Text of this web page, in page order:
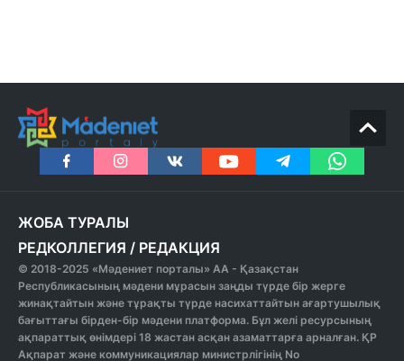
ЖОБА ТУРАЛЫ
РЕДКОЛЛЕГИЯ / РЕДАКЦИЯ
© 2018-2025 «Мәдениет порталы» АА - Қазақстан
Республикасының мәдени мұрасын заңды түрде бір жерге
жинақтайтын және тұрақты түрде насихаттайтын ағартушылық
бағыттағы бірден-бір мәдени платформа. Бұл желі ресурсының
ақпараттық өнімдері 18 жастан асқан азаматтарға арналған. ҚР
Ақпарат және коммуникациялар министрлігінің No